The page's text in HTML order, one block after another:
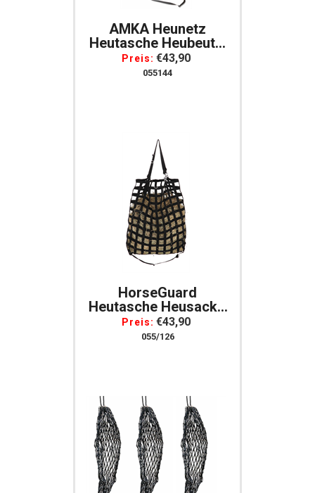
AMKA Heunetz
Heutasche Heubeutel
Heusack Groß
Starkes Gurtband Für
Preis: €43,90
055144
HorseGuard
Heutasche Heusack -
Heunetz - Futtersack
Futterbeutel
Preis: €43,90
055/126